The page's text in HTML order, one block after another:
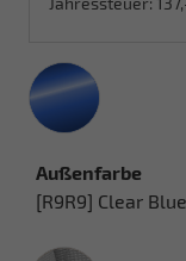
Außenfarbe
[R9R9] Clear